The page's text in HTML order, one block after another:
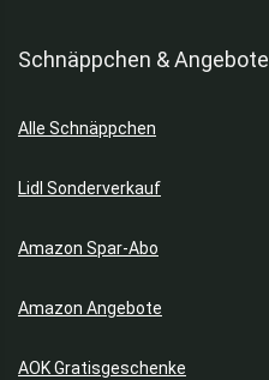
Schnäppchen & Angebote
Alle Schnäppchen
Lidl Sonderverkauf
Amazon Spar-Abo
Amazon Angebote
AOK Gratisgeschenke